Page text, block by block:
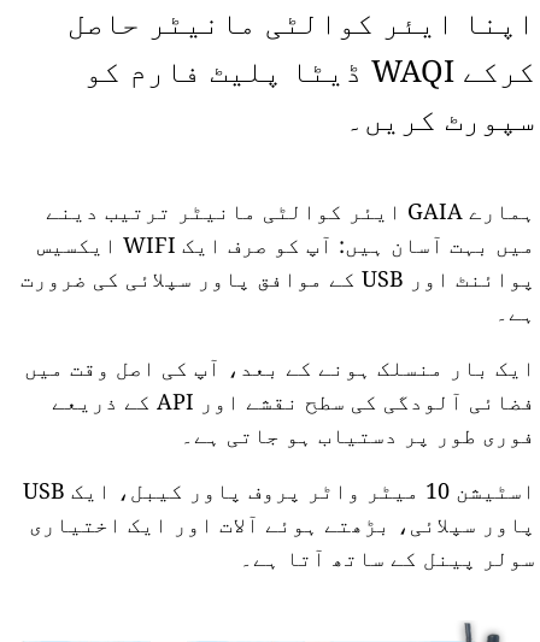
اپنا ایئر کوالٹی مانیٹر حاصل
کرکے WAQI ڈیٹا پلیٹ فارم کو
سپورٹ کریں۔
ہمارے GAIA ایئر کوالٹی مانیٹر ترتیب دینے
میں بہت آسان ہیں: آپ کو صرف ایک WIFI ایکسیس
پوائنٹ اور USB کے موافق پاور سپلائی کی ضرورت
ہے۔
ایک بار منسلک ہونے کے بعد، آپ کی اصل وقت میں
فضائی آلودگی کی سطح نقشے اور API کے ذریعے
فوری طور پر دستیاب ہو جاتی ہے۔
اسٹیشن 10 میٹر واٹر پروف پاور کیبل، ایک USB
پاور سپلائی، بڑھتے ہوئے آلات اور ایک اختیاری
سولر پینل کے ساتھ آتا ہے۔